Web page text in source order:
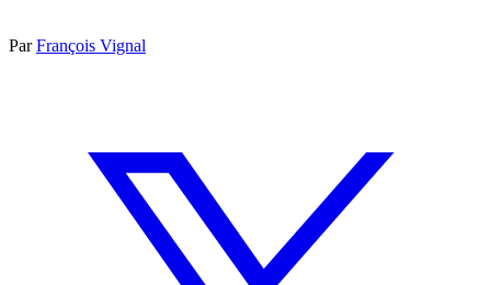
ParFrançois Vignal